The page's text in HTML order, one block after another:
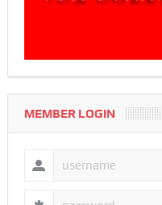
MEMBER LOGIN